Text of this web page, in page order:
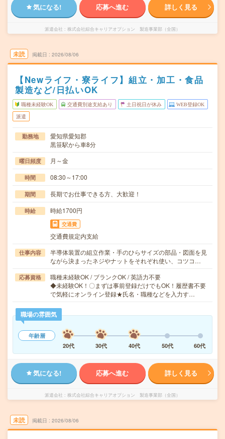
気になる! 応募へ進む 詳しく見る
派遣会社 株式会社綜合キャリアオプション 製造事業部（全国）
未読 掲載日 2026/08/06
【Newライフ・寮ライフ】組立・加工・食品
製造など/日払いOK
職種未経験OK 交通費別途支給あり 土日祝日が休み WEB登録OK
派遣
勤務地
愛知県愛知郡
黒笹駅から車8分
曜日頻度 月～金
時間 08:30～17:00
期間 長期でお仕事できる方、大歓迎！
時給 時給1700円
交通費
交通費規定内支給
仕事内容
半導体装置の組立作業・手のひらサイズの部品・図面を見
ながら決まったネジやナットをそれぞれ使い、コツコ…
応募資格
職種未経験OK / ブランクOK / 英語力不要
◆未経験OK！〇まずは事前登録だけでもOK！履歴書不要
で気軽にオンライン登録★氏名・職種などを入力す…
職場の雰囲気
年齢層
20代
30代 40代 50代 60代
気になる! 応募へ進む 詳しく見る
派遣会社 株式会社綜合キャリアオプション 製造事業部（全国）
未読 掲載日 2026/08/06